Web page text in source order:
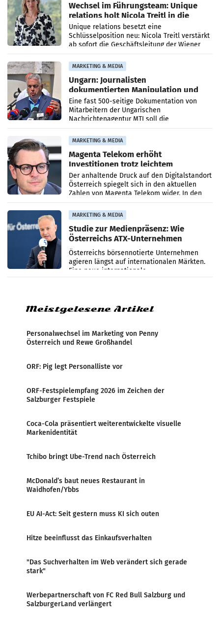
Wechsel im Führungsteam: Unique
relations holt Nicola Treitl in die
Geschäftsleitung
Unique relations besetzt eine
Schlüsselposition neu: Nicola Treitl verstärkt
ab sofort die Geschäftsleitung der Wiener
PR-Agentur an der Seite von Josef Kalina und
Anna Kalina-Mahr.
MARKETING & MEDIA
Ungarn: Journalisten
dokumentierten Manipulation und
Zensur
Eine fast 500-seitige Dokumentation von
Mitarbeitern der Ungarischen
Nachrichtenagentur MTI soll die
systematische Nachrichten-Manipulation und
Zensur bei der Agentur während der Zeit
MARKETING & MEDIA
Magenta Telekom erhöht
Investitionen trotz leichtem
Umsatzrückgang
Der anhaltende Druck auf den Digitalstandort
Österreich spiegelt sich in den aktuellen
Zahlen von Magenta Telekom wider. In den
ersten sechs Monaten des laufenden Jahres
verzeichnete
MARKETING & MEDIA
Studie zur Medienpräsenz: Wie
Österreichs ATX-Unternehmen
international wahrgenommen
werden
Österreichs börsennotierte Unternehmen
agieren längst auf internationalen Märkten.
Eine neue internationale
Medienresonanzanalyse untersucht die
Meistgelesene Artikel
Personalwechsel im Marketing von Penny
Österreich und Rewe Großhandel
ORF: Pig legt Personalliste vor
ORF-Festspielempfang 2026 im Zeichen der
Salzburger Festspiele
Coca-Cola präsentiert weiterentwickelte visuelle
Markenidentität
Tchibo bringt Ube-Trend nach Österreich
McDonald’s baut neues Restaurant in
Waidhofen/Ybbs
EU AI-Act: Seit gestern muss KI sich outen
Hitze beeinflusst das Einkaufsverhalten
"Das Suchverhalten im Web verändert sich gerade
stark"
Werbepartnerschaft von FC Red Bull Salzburg und
SalzburgerLand verlängert